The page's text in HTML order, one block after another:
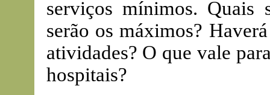
serviços mínimos. Quais
serão os máximos?
atividades? O que vale
hospitais?